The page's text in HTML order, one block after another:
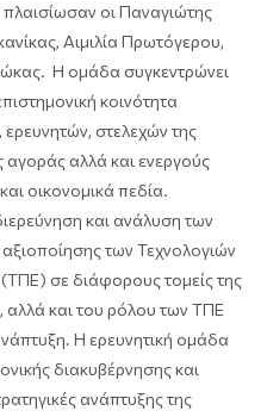
οι Παναγιώτης
Αιμιλία Πρωτόγερου,
Η ομάδα συγκεντρώνει
κοινότητα
στελεχών της
αγοράς αλλά και ενεργούς
οικονομικά πεδία.
και ανάλυση των
των Τεχνολογιών
σε διάφορους τομείς της
αλλά και του ρόλου των ΤΠΕ
Η ερευνητική ομάδα
διακυβέρνησης και
ανάπτυξης της